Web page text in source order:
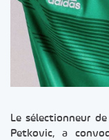
Le sélectionneur
Petkovic, a